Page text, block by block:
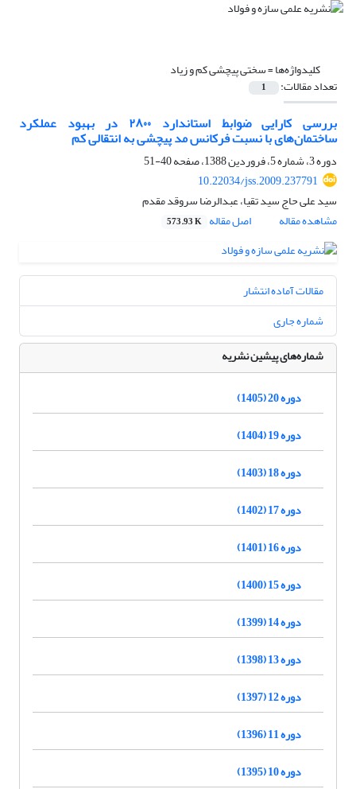
کلیدواژه‌ها =سختی پیچشی کم و زیاد
تعداد مقالات: 1
بررسی کارایی ضوابط استاندارد ۲۸۰۰ در بهبود عملکرد
ساختمان‌های با نسبت فرکانس مد پیچشی به انتقالی کم
دوره 3، شماره 5، فروردین 1388، صفحه
40-51
10.22034/jss.2009.237791
سید علی حاج سید تقیا، عبدالرضا سروقد مقدم
مشاهده مقاله
اصل مقاله 573.93 K
مقالات آماده انتشار
شماره جاری
شماره‌های پیشین نشریه
دوره 20 (1405)
دوره 19 (1404)
دوره 18 (1403)
دوره 17 (1402)
دوره 16 (1401)
دوره 15 (1400)
دوره 14 (1399)
دوره 13 (1398)
دوره 12 (1397)
دوره 11 (1396)
دوره 10 (1395)